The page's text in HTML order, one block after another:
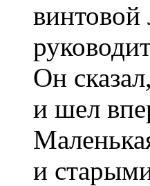
Он
и шел
и